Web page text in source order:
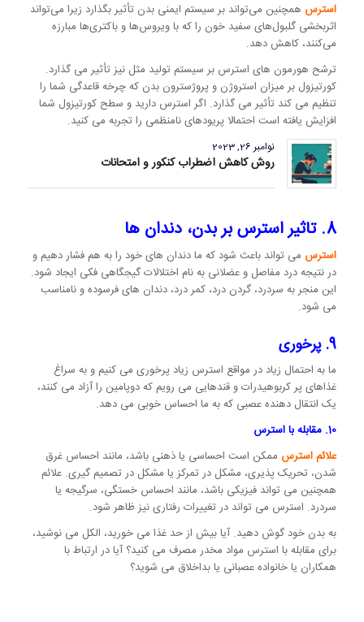
استرس همچنین می‌تواند بر سیستم ایمنی بدن تأثیر بگذارد زیرا می‌تواند
اثربخشی گلبول‌های سفید خون را که با ویروس‌ها و باکتری‌ها مبارزه
می‌کنند، کاهش دهد.
ترشح هورمون های استرس بر سیستم تولید مثل نیز تأثیر می گذارد.
کورتیزول بر میزان استروژن و پروژسترون بدن که چرخه قاعدگی شما را
تنظیم می کند تأثیر می گذارد. اگر استرس دارید و سطح کورتیزول شما
افزایش یافته است احتمالا پریودهای نامنظمی را تجربه می کنید.
نوامبر 26, 2023
روش کاهش اضطراب کنکور و امتحانات
8. تاثیر استرس بر بدن، دندان ها
استرس می تواند باعث شود که ما دندان های خود را به هم فشار دهیم و
در نتیجه درد مفاصل و عضلانی به نام اختلالات گیجگاهی فکی ایجاد شود.
این منجر به سردرد، گردن درد، کمر درد، دندان های فرسوده و نامناسب
می شود.
9. پرخوری
ما به احتمال زیاد در مواقع استرس زیاد پرخوری می کنیم و به سراغ
غذاهای پر کربوهیدرات و قندهایی می رویم که دوپامین را آزاد می کنند،
یک انتقال دهنده عصبی که به ما احساس خوبی می دهد.
10. مقابله با استرس
علائم استرس ممکن است احساسی یا ذهنی باشد، مانند احساس غرق
شدن، تحریک پذیری، مشکل در تمرکز یا مشکل در تصمیم گیری. علائم
همچنین می تواند فیزیکی باشد، مانند احساس خستگی، سرگیجه یا
سردرد. استرس می تواند در تغییرات رفتاری نیز ظاهر شود.
به بدن خود گوش دهید. آیا بیش از حد غذا می خورید، الکل می نوشید،
برای مقابله با استرس مواد مخدر مصرف می کنید؟ آیا در ارتباط با
همکاران یا خانواده عصبانی یا بداخلاق می شوید؟